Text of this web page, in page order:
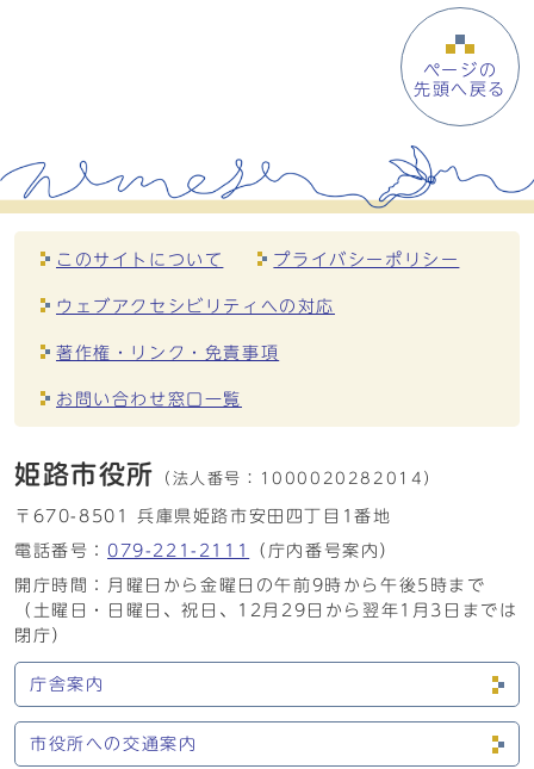
ページの
先頭へ戻る
このサイトについて プライバシーポリシー
ウェブアクセシビリティへの対応
著作権・リンク・免責事項
お問い合わせ窓口一覧
姫路市役所 （法人番号： 1000020282014）
〒670-8501 兵庫県姫路市安田四丁目1番地
電話番号： 079-221-2111
（庁内番号案内）
開庁時間：月曜日から金曜日の午前9時から午後5時まで
（土曜日・日曜日、祝日、12月29日から翌年1月3日までは
閉庁）
庁舎案内
市役所への交通案内